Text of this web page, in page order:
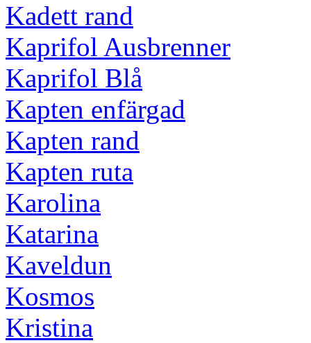
Kadett rand
Kaprifol Ausbrenner
Kaprifol Blå
Kapten enfärgad
Kapten rand
Kapten ruta
Karolina
Katarina
Kaveldun
Kosmos
Kristina